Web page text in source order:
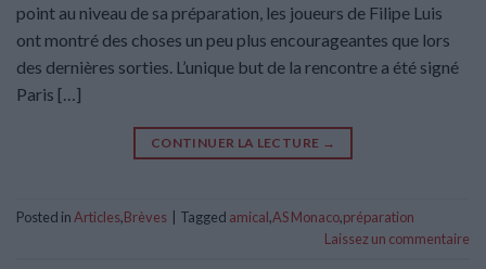
point au niveau de sa préparation, les joueurs de Filipe Luis
ont montré des choses un peu plus encourageantes que lors
des dernières sorties. L’unique but de la rencontre a été signé
Paris […]
CONTINUER LA LECTURE →
Posted inArticles,Brèves Tagged amical,AS Monaco,préparation
Laissez un commentaire